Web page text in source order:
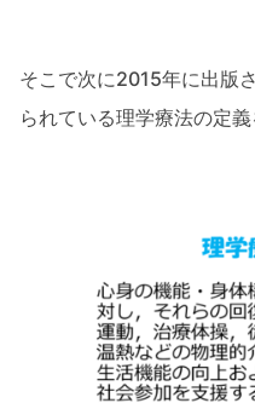
そこで次に2015年に出版
られている理学療法の定義